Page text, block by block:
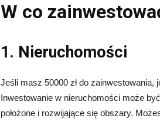
W co
1. Nieruchomości
Jeśli masz 50000 zł do
Inwestowanie w nieruchomości może
położone i rozwijające się obszary.